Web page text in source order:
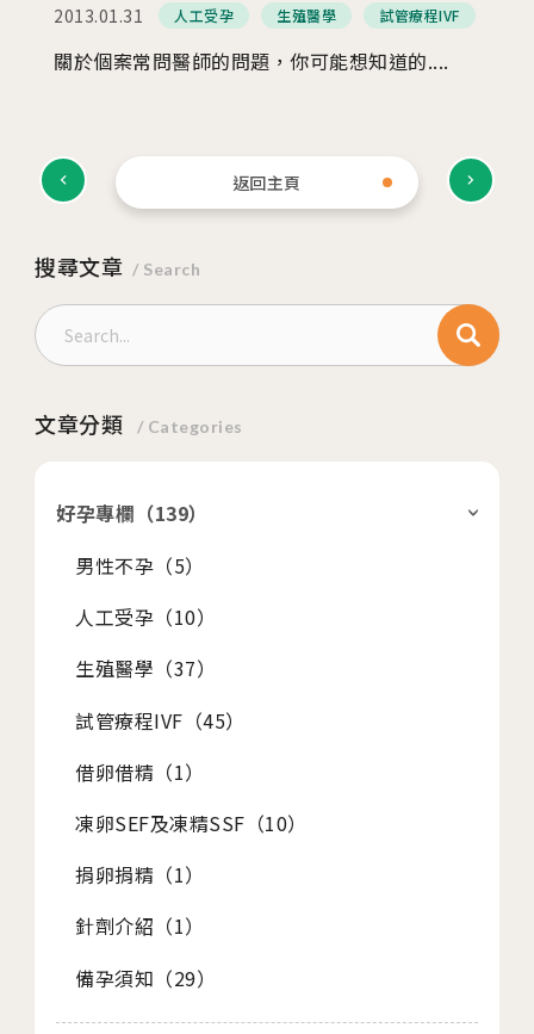
2013.01.31 人工受孕 生殖醫學 試管療程IVF
關於個案常問醫師的問題，你可能想知道的....
返回主頁
搜尋文章 / Search
文章分類 / Categories
好孕專欄（139）
男性不孕（5）
人工受孕（10）
生殖醫學（37）
試管療程IVF（45）
借卵借精（1）
凍卵SEF及凍精SSF（10）
捐卵捐精（1）
針劑介紹（1）
備孕須知（29）